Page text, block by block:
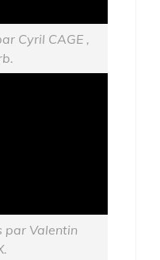
Cyril CAGE ,
par Valentin